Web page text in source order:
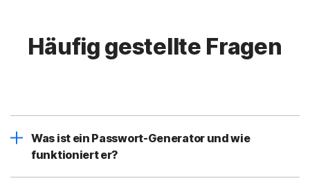
Häufig gestellte Fragen
Was ist ein Passwort-Generator und wie
funktioniert er?